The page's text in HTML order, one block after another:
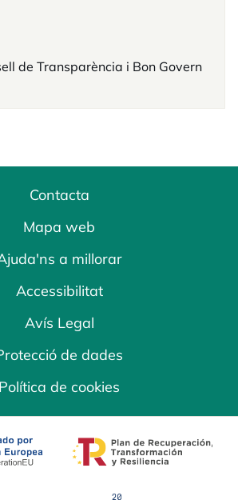
de Transparència i Bon Govern
Contacta
Mapa web
a millorar
Accessibilitat
Avís Legal
de dades
Política de cookies
in a new tab opens in a new